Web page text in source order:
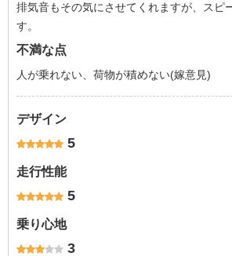
排気音もその気にさせてくれますが、スピ
す。
不満な点
人が乗れない、荷物が積めない(嫁意見)
デザイン
5
走行性能
5
乗り心地
3